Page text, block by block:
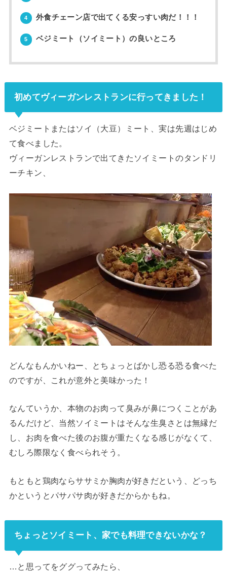
4 外食チェーン店で出てくる安っすい肉だ！！！
5 ベジミート（ソイミート）の良いところ
初めてヴィーガンレストランに行ってきました！
ベジミートまたはソイ（大豆）ミート、実は先週はじめ
て食べました。
ヴィーガンレストランで出てきたソイミートのタンドリ
ーチキン、
どんなもんかいねー、とちょっとばかし恐る恐る食べた
のですが、これが意外と美味かった！
なんていうか、本物のお肉って臭みが鼻につくことがあ
るんだけど、当然ソイミートはそんな生臭さとは無縁だ
し、お肉を食べた後のお腹が重たくなる感じがなくて、
むしろ際限なく食べられそう。
もともと鶏肉ならササミか胸肉が好きだという、どっち
かというとパサパサ肉が好きだからかもね。
ちょっとソイミート、家でも料理できないかな？
…と思ってをググってみたら、